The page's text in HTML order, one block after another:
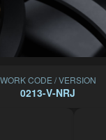
WORK CODE / VERSION
0213-V-NRJ